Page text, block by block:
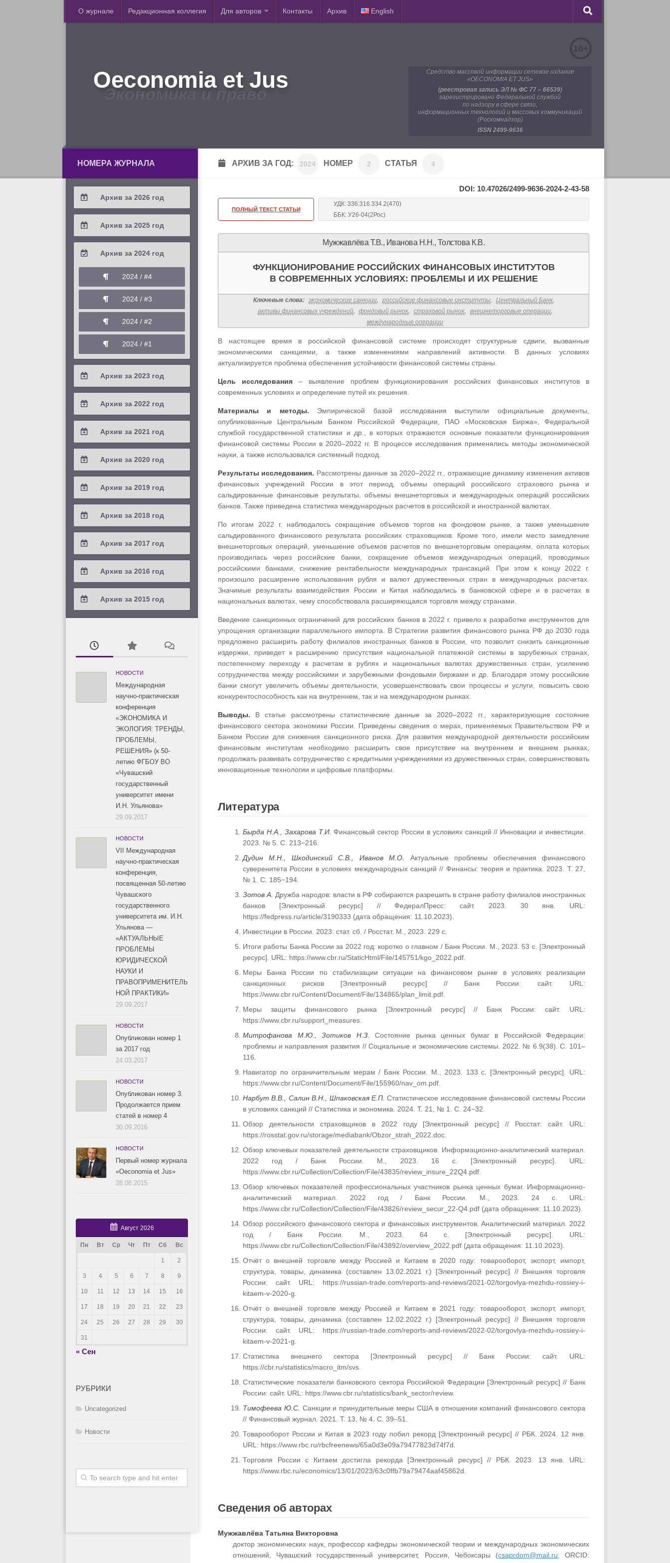
О журнале Редакционная коллегия Для авторов Контакты Архив English
Oeconomia et Jus
Экономика и право
Средство массовой информации сетевое издание
«OECONOMIA ET JUS»
(реестровая запись ЭЛ № ФС 77 – 66539)
зарегистрировано Федеральной службой
по надзору в сфере связи,
информационных технологий и массовых коммуникаций
(Роскомнадзор)
ISSN 2499-9636
АРХИВ ЗА ГОД: 2024 НОМЕР 2 СТАТЬЯ 4
DOI: 10.47026/2499-9636-2024-2-43-58
ПОЛНЫЙ ТЕКСТ СТАТЬИ
УДК: 336:316.334.2(470)
ББК: У26-04(2Рос)
Мужжавлёва Т.В., Иванова Н.Н., Толстова К.В.
ФУНКЦИОНИРОВАНИЕ РОССИЙСКИХ ФИНАНСОВЫХ ИНСТИТУТОВ
В СОВРЕМЕННЫХ УСЛОВИЯХ: ПРОБЛЕМЫ И ИХ РЕШЕНИЕ
Ключевые слова: экономические санкции, российские финансовые институты, Центральный Банк,
активы финансовых учреждений, фондовый рынок, страховой рынок, внешнеторговые операции,
международные операции
В настоящее время в российской финансовой системе происходят структурные сдвиги, вызванные
экономическими санкциями, а также изменениями направлений активности. В данных условиях
актуализируется проблема обеспечения устойчивости финансовой системы страны.
Цель исследования– выявление проблем функционирования российских финансовых институтов в
современных условиях и определение путей их решения.
Материалы и методы. Эмпирической базой исследования выступили официальные документы,
опубликованные Центральным Банком Российской Федерации, ПАО «Московская Биржа», Федеральной
службой государственной статистики и др., в которых отражаются основные показатели функционирования
финансовой системы России в 2020–2022 гг. В процессе исследования применялись методы экономической
науки, а также использовался системный подход.
Результаты исследования. Рассмотрены данные за 2020–2022 гг., отражающие динамику изменения активов
финансовых учреждений России в этот период, объемы операций российского страхового рынка и
сальдированные финансовые результаты, объемы внешнеторговых и международных операций российских
банков. Также приведена статистика международных расчетов в российской и иностранной валютах.
По итогам 2022 г. наблюдалось сокращение объемов торгов на фондовом рынке, а также уменьшение
сальдированного финансового результата российских страховщиков. Кроме того, имели место замедление
внешнеторговых операций, уменьшение объемов расчетов по внешнеторговым операциям, оплата которых
производилась через российские банки, сокращение объемов международных операций, проводимых
российскими банками, снижение рентабельности международных трансакций. При этом к концу 2022 г.
произошло расширение использования рубля и валют дружественных стран в международных расчетах.
Значимые результаты взаимодействия России и Китая наблюдались в банковской сфере и в расчетах в
национальных валютах, чему способствовала расширяющаяся торговля между странами.
Введение санкционных ограничений для российских банков в 2022 г. привело к разработке инструментов для
упрощения организации параллельного импорта. В Стратегии развития финансового рынка РФ до 2030 года
предложено расширить работу филиалов иностранных банков в России, что позволит снизить санкционные
издержки, приведет к расширению присутствия национальной платежной системы в зарубежных странах,
постепенному переходу к расчетам в рублях и национальных валютах дружественных стран, усилению
сотрудничества между российскими и зарубежными фондовыми биржами и др. Благодаря этому российские
банки смогут увеличить объемы деятельности, усовершенствовать свои процессы и услуги, повысить свою
конкурентоспособность как на внутреннем, так и на международном рынках.
Выводы. В статье рассмотрены статистические данные за 2020–2022 гг., характеризующие состояние
финансового сектора экономики России. Приведены сведения о мерах, применяемых Правительством РФ и
Банком России для снижения санкционного риска. Для развития международной деятельности российским
финансовым институтам необходимо расширить свое присутствие на внутреннем и внешнем рынках,
продолжать развивать сотрудничество с кредитными учреждениями из дружественных стран, совершенствовать
инновационные технологии и цифровые платформы.
Литература
Бырда Н.А., Захарова Т.И. Финансовый сектор России в условиях санкций // Инновации и инвестиции.
2023. № 5. С. 213−216.
Дудин М.Н., Шкодинский С.В., Иванов М.О.
Актуальные проблемы обеспечения финансового
суверенитета России в условиях международных санкций // Финансы: теория и практика. 2023. Т. 27,
№ 1. С. 185−194.
Зотов А. Дружба народов: власти в РФ собираются разрешить в стране работу филиалов иностранных
банков [Электронный ресурс] // ФедералПресс: сайт. 2023. 30 янв. URL:
https://fedpress.ru/article/3190333 (дата обращения: 11.10.2023).
Инвестиции в России. 2023: стат. сб. / Росстат. М., 2023. 229 с.
Итоги работы Банка России за 2022 год: коротко о главном / Банк России. М., 2023. 53 с. [Электронный
ресурс]. URL: https://www.cbr.ru/StaticHtml/File/145751/kgo_2022.pdf.
Меры Банка России по стабилизации ситуации на финансовом рынке в условиях реализации
санкционных рисков [Электронный ресурс] // Банк России: сайт. URL:
https://www.cbr.ru/Content/Document/File/134865/plan_limit.pdf.
Меры защиты финансового рынка [Электронный ресурс] // Банк России: сайт. URL:
https://www.cbr.ru/support_measures.
Митрофанова М.Ю., Зотиков Н.З.
Состояние рынка ценных бумаг в Российской Федерации:
проблемы и направления развития // Социальные и экономические системы. 2022. № 6.9(38). С. 101–
116.
Навигатор по ограничительным мерам / Банк России. М., 2023. 133 с. [Электронный ресурс]. URL:
https://www.cbr.ru/Content/Document/File/155960/nav_om.pdf.
Нарбут В.В., Салин В.Н., Шпаковская Е.П. Статистическое исследование финансовой системы России
в условиях санкций // Статистика и экономика. 2024. Т. 21, № 1. С. 24−32.
Обзор деятельности страховщиков в 2022 году [Электронный ресурс] // Росстат: сайт. URL:
https://rosstat.gov.ru/storage/mediabank/Obzor_strah_2022.doc.
Обзор ключевых показателей деятельности страховщиков. Информационно-аналитический материал.
2022 год / Банк России. М., 2023. 16 с. [Электронный ресурс]. URL:
https://www.cbr.ru/Collection/Collection/File/43835/review_insure_22Q4.pdf.
Обзор ключевых показателей профессиональных участников рынка ценных бумаг. Информационно-
аналитический материал. 2022 год / Банк России. М., 2023. 24 с. URL:
https://www.cbr.ru/Collection/Collection/File/43826/review_secur_22-Q4.pdf (дата обращения: 11.10.2023).
Обзор российского финансового сектора и финансовых инструментов. Аналитический материал. 2022
год / Банк России. М., 2023. 64 с. [Электронный ресурс]. URL:
https://www.cbr.ru/Collection/Collection/File/43892/overview_2022.pdf (дата обращения: 11.10.2023).
Отчёт о внешней торговле между Россией и Китаем в 2020 году: товарооборот, экспорт, импорт,
структура, товары, динамика (составлен 13.02.2021 г.) [Электронный ресурс] // Внешняя торговля
России: сайт. URL: https://russian-trade.com/reports-and-reviews/2021-02/torgovlya-mezhdu-rossiey-i-
kitaem-v-2020-g.
Отчёт о внешней торговле между Россией и Китаем в 2021 году: товарооборот, экспорт, импорт,
структура, товары, динамика (составлен 12.02.2022 г.) [Электронный ресурс] // Внешняя торговля
России: сайт. URL: https://russian-trade.com/reports-and-reviews/2022-02/torgovlya-mezhdu-rossiey-i-
kitaem-v-2021-g.
Статистика внешнего сектора [Электронный ресурс] // Банк России: сайт. URL:
https://cbr.ru/statistics/macro_itm/svs.
Статистические показатели банковского сектора Российской Федерации [Электронный ресурс] // Банк
России: сайт. URL: https://www.cbr.ru/statistics/bank_sector/review.
Тимофеева Ю.С. Санкции и принудительные меры США в отношении компаний финансового сектора
// Финансовый журнал. 2021. Т. 13, № 4. С. 39–51.
Товарооборот России и Китая в 2023 году побил рекорд [Электронный ресурс] // РБК. 2024. 12 янв.
URL: https://www.rbc.ru/rbcfreenews/65a0d3e09a79477823d74f7d.
Торговля России с Китаем достигла рекорда [Электронный ресурс] // РБК. 2023. 13 янв. URL:
https://www.rbc.ru/economics/13/01/2023/63c0ffb79a79474aaf45862d.
Сведения об авторах
Мужжавлёва Татьяна Викторовна
доктор экономических наук, профессор кафедры экономической теории и международных экономических
отношений, Чувашский государственный университет, Россия, Чебоксары (csaprdom@mail.ru; ORCID:
НОМЕРА ЖУРНАЛА
Архив за 2026 год
2026 / #2
2026 / #1
Архив за 2025 год
2025 / #4
2025 / #3
2025 / #2
2025 / #1
Архив за 2024 год
2024 / #4
2024 / #3
2024 / #2
2024 / #1
Архив за 2023 год
2023 / #4
2023 / #3
2023 / #1
Архив за 2022 год
2022 / #4
2022 / #3
2022 / #1
Архив за 2021 год
2021 / #4
2021 / #3
2021 / #1
Архив за 2020 год
2020 / #4
2020 / #3
2020 / #1
Архив за 2019 год
2019 / #4
2019 / #3
2019 / #1
Архив за 2018 год
2018 / #4
2018 / #3
2018 / #1
Архив за 2017 год
2017 / #4
2017 / #3
Архив за 2016 год
2016 / #4
2016 / #3
Архив за 2015 год
2015 / #3
2015 / #2
НОВОСТИ
Международная
научно-практическая
конференция
«ЭКОНОМИКА И
ЭКОЛОГИЯ: ТРЕНДЫ,
ПРОБЛЕМЫ,
РЕШЕНИЯ» (к 50-
летию ФГБОУ ВО
«Чувашский
государственный
университет имени
И.Н. Ульянова»
29.09.2017
НОВОСТИ
VII Международная
научно-практическая
конференция,
посвященная 50-летию
Чувашского
государственного
университета им. И.Н.
Ульянова —
«АКТУАЛЬНЫЕ
ПРОБЛЕМЫ
ЮРИДИЧЕСКОЙ
НАУКИ И
ПРАВОПРИМЕНИТЕЛЬ
НОЙ ПРАКТИКИ»
29.09.2017
НОВОСТИ
Опубликован номер 1
за 2017 год
24.03.2017
НОВОСТИ
Опубликован номер 3.
Продолжается прием
статей в номер 4
30.09.2016
НОВОСТИ
Первый номер журнала
«Oeconomia et Jus»
28.08.2015
Август 2026
Пн Вт Ср Чт Пт Сб Вс
1 2
3 4 5 6 7 8 9
10 11 12 13 14 15 16
17 18 19 20 21 22 23
24 25 26 27 28 29 30
31
« Сен
РУБРИКИ
Uncategorized
Новости